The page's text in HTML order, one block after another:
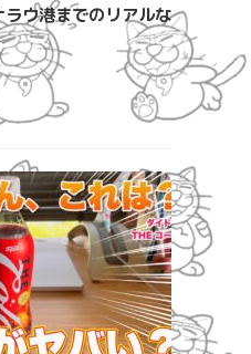
ウ港までのリアルな